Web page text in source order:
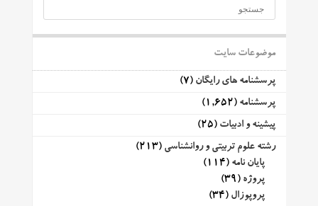
موضوعات سایت
پرسشنامه های رایگان (7)
پرسشنامه (1,652)
پیشینه و ادبیات (25)
رشته علوم تربیتی و روانشناسی (213)
پایان نامه (114)
پروژه (39)
پروپوزال (34)